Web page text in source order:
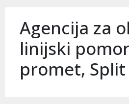
Agencija za
linijski
promet, Split